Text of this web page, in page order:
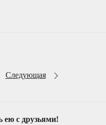
Следующая
ею с друзьями!